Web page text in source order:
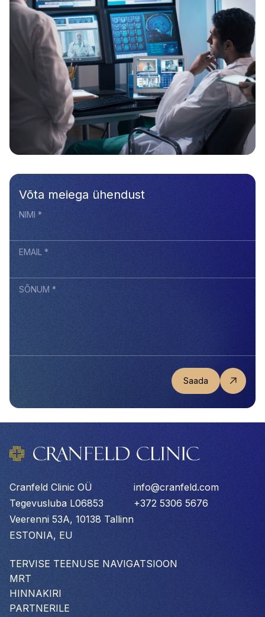
Võta meiega ühendust
NIMI *
EMAIL *
SÕNUM *
Cranfeld Clinic OÜ
Tegevusluba L06853
Veerenni 53A, 10138 Tallinn
ESTONIA, EU
info@cranfeld.com
+372 5306 5676
TERVISE TEENUSE NAVIGATSIOON
MRT
HINNAKIRI
PARTNERILE